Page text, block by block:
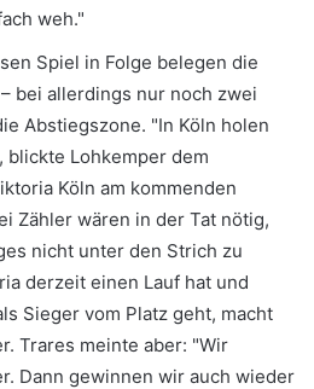
weh."
Spiel in Folge belegen die
bei allerdings nur noch zwei
Abstiegszone. "In Köln holen
Lohkemper dem
Köln am kommenden
Zähler wären in der Tat nötig,
nicht unter den Strich zu
derzeit einen Lauf hat und
Sieger vom Platz geht, macht
Trares meinte aber: "Wir
Dann gewinnen wir auch wieder